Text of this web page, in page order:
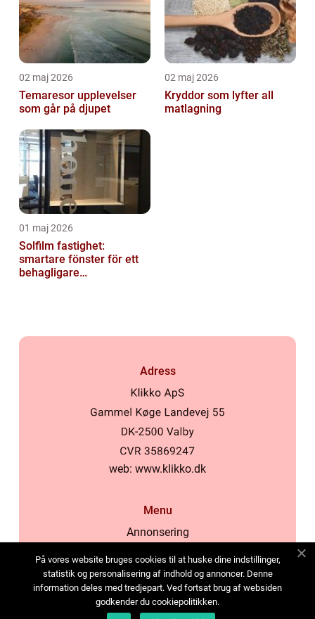
02 maj 2026
Temaresor upplevelser
som går på djupet
02 maj 2026
Kryddor som lyfter all
matlagning
01 maj 2026
Solfilm fastighet:
smartare fönster för ett
behagligare
Adress
web: www.klikko.dk
Menu
Annonsering
Cookies
Kontakta oss
Sitemap
På vores website bruges cookies til at huske dine indstillinger,
statistik og personalisering af indhold og annoncer. Denne
information deles med tredjepart. Ved fortsat brug af websiden
godkender du cookiepolitikken.